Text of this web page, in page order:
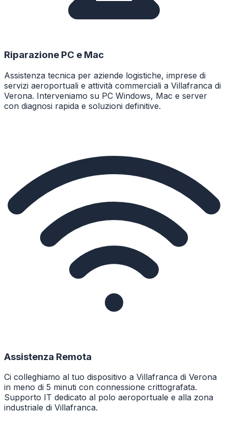
Riparazione PC e Mac
Assistenza tecnica per aziende logistiche, imprese di
servizi aeroportuali e attività commerciali a Villafranca di
Verona. Interveniamo su PC Windows, Mac e server
con diagnosi rapida e soluzioni definitive.
Assistenza Remota
Ci colleghiamo al tuo dispositivo a Villafranca di Verona
in meno di 5 minuti con connessione crittografata.
Supporto IT dedicato al polo aeroportuale e alla zona
industriale di Villafranca.